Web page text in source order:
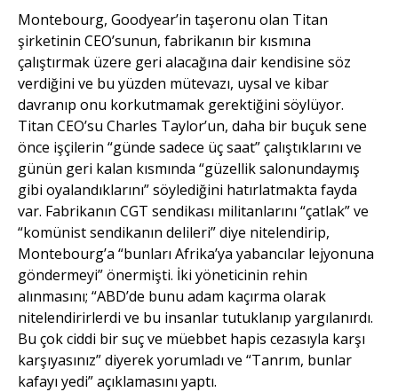
Montebourg, Goodyear’in taşeronu olan Titan
şirketinin CEO’sunun, fabrikanın bir kısmına
çalıştırmak üzere geri alacağına dair kendisine söz
verdiğini ve bu yüzden mütevazı, uysal ve kibar
davranıp onu korkutmamak gerektiğini söylüyor.
Titan CEO’su Charles Taylor’un, daha bir buçuk sene
önce işçilerin “günde sadece üç saat” çalıştıklarını ve
günün geri kalan kısmında “güzellik salonundaymış
gibi oyalandıklarını” söylediğini hatırlatmakta fayda
var. Fabrikanın CGT sendikası militanlarını “çatlak” ve
“komünist sendikanın delileri” diye nitelendirip,
Montebourg’a “bunları Afrika’ya yabancılar lejyonuna
göndermeyi” önermişti. İki yöneticinin rehin
alınmasını; “ABD’de bunu adam kaçırma olarak
nitelendirirlerdi ve bu insanlar tutuklanıp yargılanırdı.
Bu çok ciddi bir suç ve müebbet hapis cezasıyla karşı
karşıyasınız” diyerek yorumladı ve “Tanrım, bunlar
kafayı yedi” açıklamasını yaptı.